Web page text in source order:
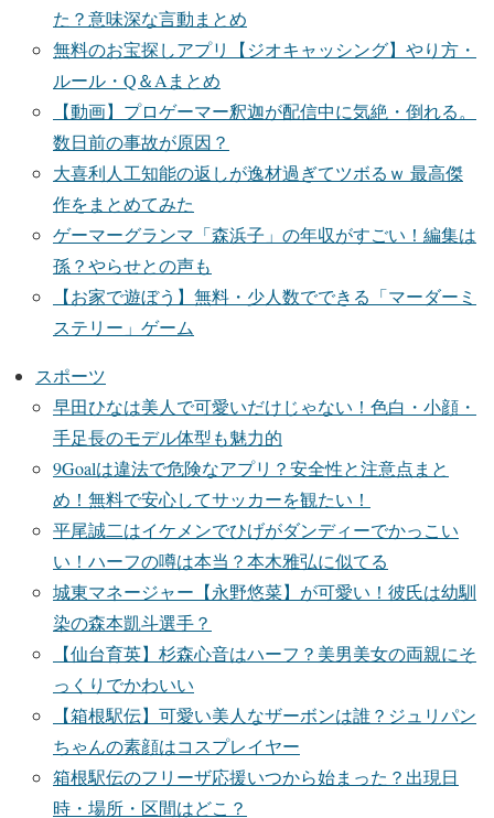
た？意味深な言動まとめ
無料のお宝探しアプリ【ジオキャッシング】やり方・
ルール・Q＆Aまとめ
【動画】プロゲーマー釈迦が配信中に気絶・倒れる。
数日前の事故が原因？
大喜利人工知能の返しが逸材過ぎてツボるｗ 最高傑
作をまとめてみた
ゲーマーグランマ「森浜子」の年収がすごい！編集は
孫？やらせとの声も
【お家で遊ぼう】無料・少人数でできる「マーダーミ
ステリー」ゲーム
スポーツ
早田ひなは美人で可愛いだけじゃない！色白・小顔・
手足長のモデル体型も魅力的
9Goalは違法で危険なアプリ？安全性と注意点まと
め！無料で安心してサッカーを観たい！
平尾誠二はイケメンでひげがダンディーでかっこい
い！ハーフの噂は本当？本木雅弘に似てる
城東マネージャー【永野悠菜】が可愛い！彼氏は幼馴
染の森本凱斗選手？
【仙台育英】杉森心音はハーフ？美男美女の両親にそ
っくりでかわいい
【箱根駅伝】可愛い美人なザーボンは誰？ジュリパン
ちゃんの素顔はコスプレイヤー
箱根駅伝のフリーザ応援いつから始まった？出現日
時・場所・区間はどこ？